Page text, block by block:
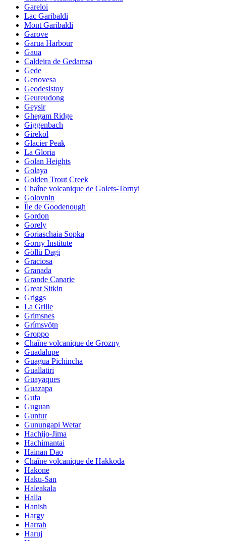
Gareloi
Lac Garibaldi
Mont Garibaldi
Garove
Garua Harbour
Gaua
Caldeira de Gedamsa
Gede
Genovesa
Geodesistoy
Geureudong
Geysir
Ghegam Ridge
Giggenbach
Girekol
Glacier Peak
La Gloria
Golan Heights
Golaya
Golden Trout Creek
Chaîne volcanique de Golets-Tornyi
Golovnin
Île de Goodenough
Gordon
Gorely
Goriaschaia Sopka
Gorny Institute
Göllü Dagi
Graciosa
Granada
Grande Canarie
Great Sitkin
Griggs
La Grille
Grimsnes
Grímsvötn
Groppo
Chaîne volcanique de Grozny
Guadalupe
Guagua Pichincha
Guallatiri
Guayaques
Guazapa
Gufa
Guguan
Guntur
Gunungapi Wetar
Hachijo-Jima
Hachimantai
Hainan Dao
Chaîne volcanique de Hakkoda
Hakone
Haku-San
Haleakala
Halla
Hanish
Hargy
Harrah
Haruj